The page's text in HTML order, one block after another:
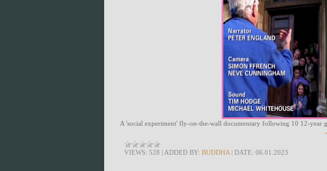
A 'social experiment' fly-on-the-wall documentary following 10 12-year
»
VIEWS: 528 | ADDED BY: BUDDHA | DATE: 06.01.2023